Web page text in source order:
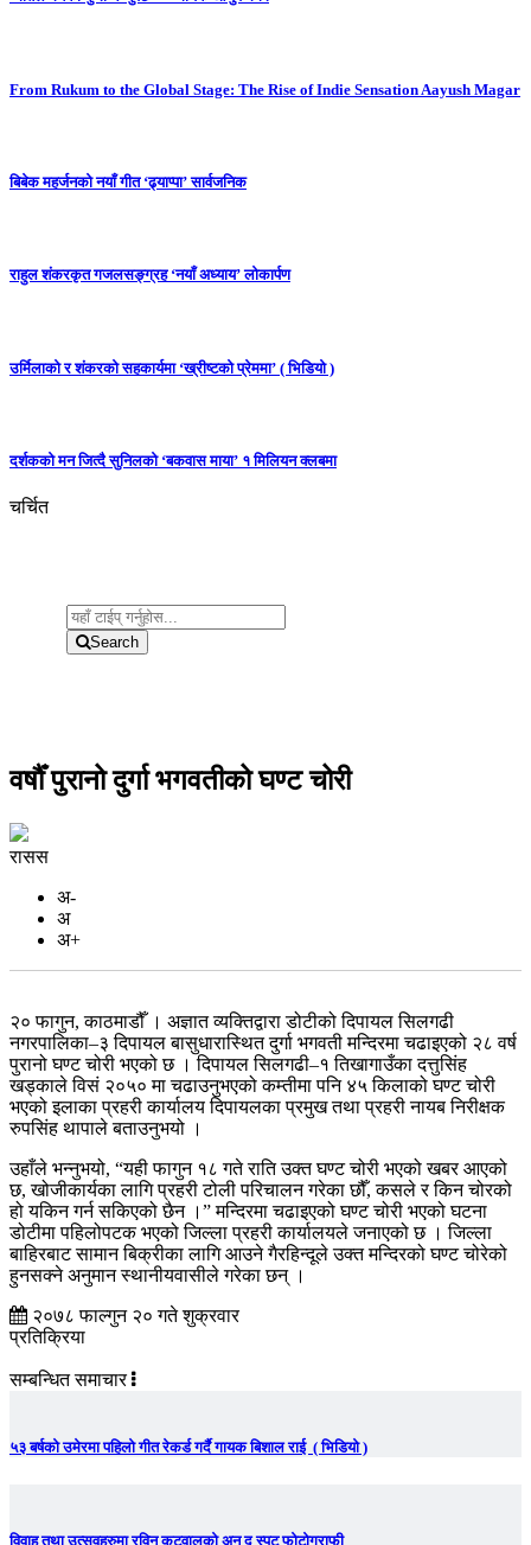
From Rukum to the Global Stage: The Rise of Indie Sensation Aayush Magar
बिबेक महर्जनको नयाँ गीत ‘ढ्याप्पा’ सार्वजनिक
राहुल शंकरकृत गजलसङ्ग्रह ‘नयाँ अध्याय’ लोकार्पण
उर्मिलाको र शंकरको सहकार्यमा ‘ख्रीष्टको प्रेममा’ ( भिडियो )
दर्शकको मन जित्दै सुनिलको ‘बकवास माया’ १ मिलियन क्लबमा
चर्चित
Search
वर्षौँ पुरानो दुर्गा भगवतीको घण्ट चोरी
रासस
अ-
अ
अ+
२० फागुन, काठमाडौँ । अज्ञात व्यक्तिद्वारा डोटीको दिपायल सिलगढी
नगरपालिका–३ दिपायल बासुधारास्थित दुर्गा भगवती मन्दिरमा चढाइएको २८ वर्ष
पुरानो घण्ट चोरी भएको छ । दिपायल सिलगढी–१ तिखागाउँका दत्तुसिंह
खड्काले विसं २०५० मा चढाउनुभएको कम्तीमा पनि ४५ किलाको घण्ट चोरी
भएको इलाका प्रहरी कार्यालय दिपायलका प्रमुख तथा प्रहरी नायब निरीक्षक
रुपसिंह थापाले बताउनुभयो ।
उहाँले भन्नुभयो, “यही फागुन १८ गते राति उक्त घण्ट चोरी भएको खबर आएको
छ, खोजीकार्यका लागि प्रहरी टोली परिचालन गरेका छौँ, कसले र किन चोरको
हो यकिन गर्न सकिएको छैन ।” मन्दिरमा चढाइएको घण्ट चोरी भएको घटना
डोटीमा पहिलोपटक भएको जिल्ला प्रहरी कार्यालयले जनाएको छ । जिल्ला
बाहिरबाट सामान बिक्रीका लागि आउने गैरहिन्दूले उक्त मन्दिरको घण्ट चोरेको
हुनसक्ने अनुमान स्थानीयवासीले गरेका छन् ।
२०७८ फाल्गुन २० गते शुक्रवार
प्रतिक्रिया
सम्बन्धित समाचार
५३ बर्षको उमेरमा पहिलो गीत रेकर्ड गर्दै गायक बिशाल राई ( भिडियो )
विवाह तथा उत्सवहरुमा रविन कटुवालको अन द स्पट फोटोग्राफी